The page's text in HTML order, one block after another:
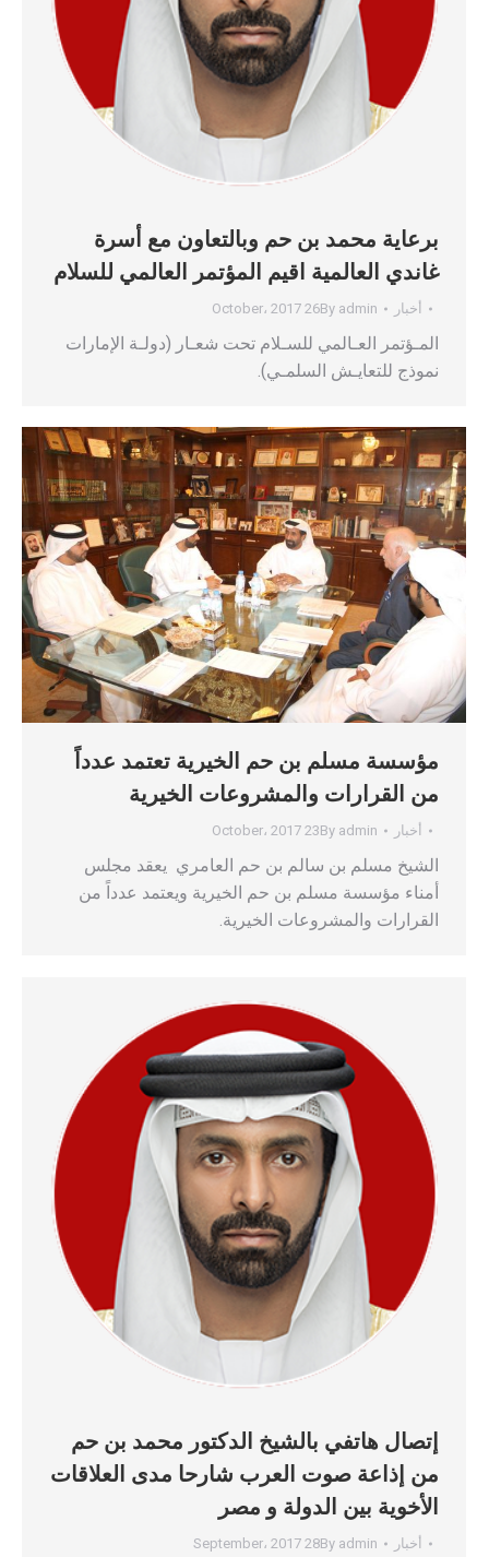
برعاية محمد بن حم وبالتعاون مع أسرة
غاندي العالمية اقيم المؤتمر العالمي للسلام
أخبار By admin 26 October، 2017
المـؤتمر العـالمي للسـلام تحت شعـار (دولـة الإمارات
نموذج للتعايـش السلمـي).
مؤسسة مسلم بن حم الخيرية تعتمد عدداً
من القرارات والمشروعات الخيرية
أخبار By admin 23 October، 2017
الشيخ مسلم بن سالم بن حم العامري يعقد مجلس
أمناء مؤسسة مسلم بن حم الخيرية ويعتمد عدداً من
القرارات والمشروعات الخيرية.
إتصال هاتفي بالشيخ الدكتور محمد بن حم
من إذاعة صوت العرب شارحا مدى العلاقات
الأخوية بين الدولة و مصر
أخبار By admin 28 September، 2017